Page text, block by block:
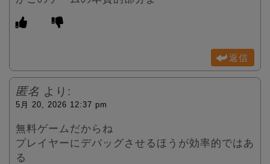
返信
匿名 より:
5月 20, 2026 12:37 pm
無料ゲームだからね
プレイヤーにデバッグさせるほうが効率的ではあ
る